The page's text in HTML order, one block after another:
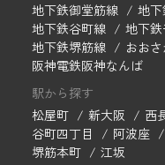
地下鉄御堂筋線
地
地下鉄谷町線
地下
地下鉄堺筋線
おお
阪神電鉄阪神なんば
駅から探す
松屋町
新大阪 西
谷町四丁目
阿波座
堺筋本町
江坂